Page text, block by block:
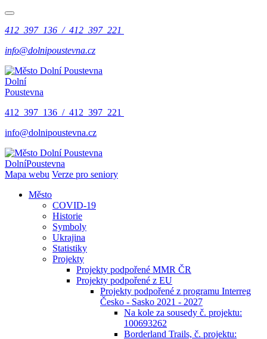
412 397 136 / 412 397 221
info@dolnipoustevna.cz
Dolní
Poustevna
412 397 136 / 412 397 221
info@dolnipoustevna.cz
DolníPoustevna
Mapa webu Verze pro seniory
Město
COVID-19
Historie
Symboly
Ukrajina
Statistiky
Projekty
Projekty podpořené MMR ČR
Projekty podpořené z EU
Projekty podpořené z programu Interreg
Česko - Sasko 2021 - 2027
Na kole za sousedy č. projektu:
100693262
Borderland Trails, č. projektu: